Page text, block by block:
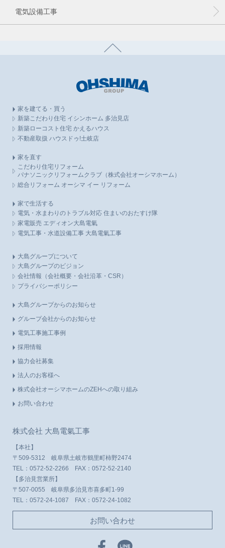
電気設備工事
家を建てる・買う
新築こだわり住宅 イシンホーム 多治見店
新築ローコスト住宅 かえるハウス
不動産取扱 ハウスドゥ!土岐店
家を直す
こだわり住宅リフォーム
パナソニックリフォームクラブ（株式会社オーシマホーム）
総合リフォーム オーシマ イー リフォーム
家で生活する
電気・水まわりのトラブル対応 住まいのおたすけ隊
家電販売 エディオン大島電氣
電気工事・水道設備工事 大島電氣工事
大島グループについて
大島グループのビジョン
会社情報（会社概要・会社沿革・CSR）
プライバシーポリシー
大島グループからのお知らせ
グループ会社からのお知らせ
電気工事施工事例
採用情報
協力会社募集
法人のお客様へ
株式会社オーシマホームのZEHへの取り組み
お問い合わせ
株式会社 大島電氣工事
【本社】
〒509-5312 岐阜県土岐市鶴里町柿野2474
TEL： 0572-52-2266 FAX：0572-52-2140
【多治見営業所】
〒507-0055 岐阜県多治見市喜多町1-99
TEL： 0572-24-1087 FAX：0572-24-1082
お問い合わせ